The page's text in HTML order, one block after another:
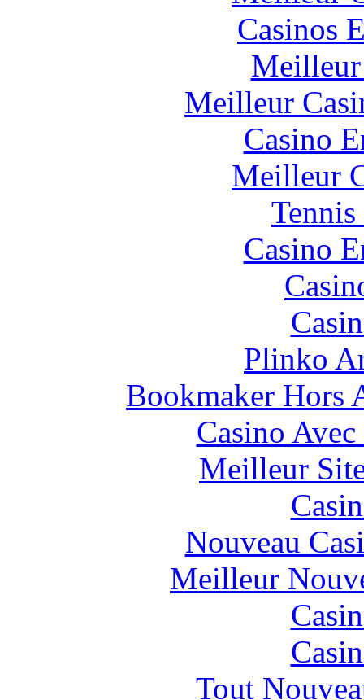
Casinos
Meilleur
Meilleur
Casino
Meilleur
Casino
Plinko
Bookmaker Hors
Casino
Meilleur
Nouveau
Meilleur
Tout